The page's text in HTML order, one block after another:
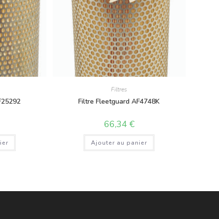
Filtres
Filtre Fleetguard AF4748K
66,34 €
Ajouter au panier